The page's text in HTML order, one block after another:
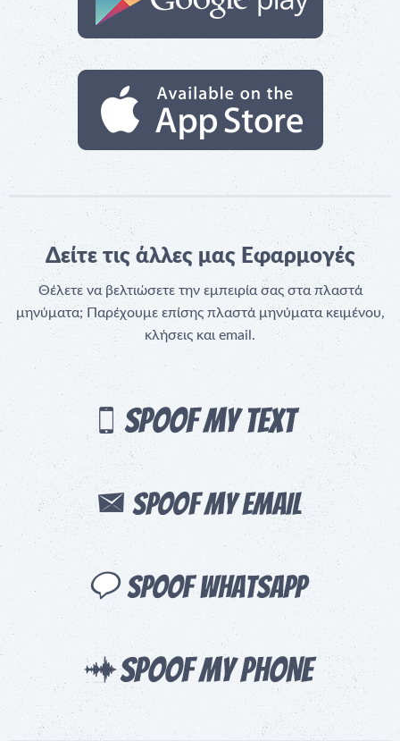
Δείτε τις άλλες μας Εφαρμογές
Θέλετε να βελτιώσετε την εμπειρία σας στα πλαστά
μηνύματα; Παρέχουμε επίσης πλαστά μηνύματα κειμένου,
κλήσεις και email.